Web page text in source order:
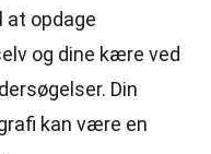
at opdage
og dine kære ved
Din
kan være en